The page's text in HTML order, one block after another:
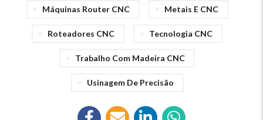
Máquinas Router CNC Metais E CNC
Roteadores CNC Tecnologia CNC
Trabalho Com Madeira CNC
Usinagem De Precisão